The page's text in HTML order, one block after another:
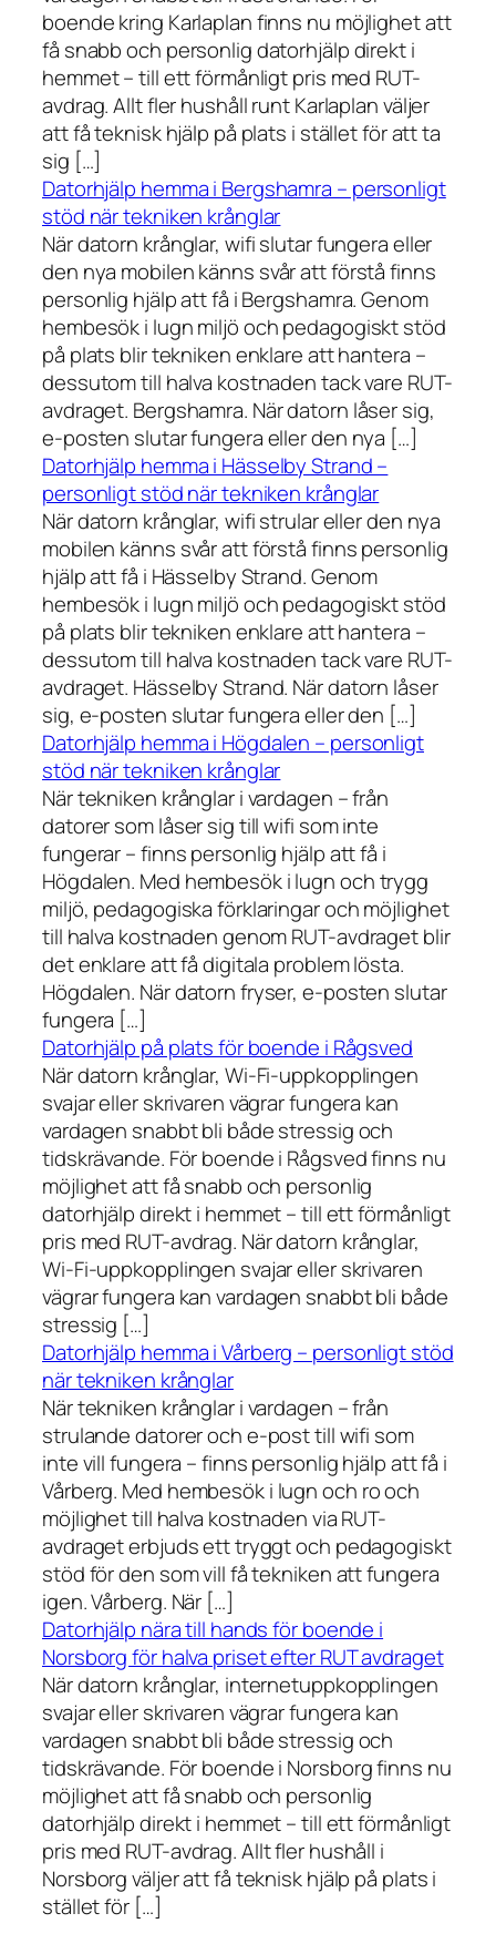
boende kring Karlaplan finns nu möjlighet att
få snabb och personlig datorhjälp direkt i
hemmet – till ett förmånligt pris med RUT-
avdrag. Allt fler hushåll runt Karlaplan väljer
att få teknisk hjälp på plats i stället för att ta
sig […]
Datorhjälp hemma i Bergshamra – personligt
stöd när tekniken krånglar
När datorn krånglar, wifi slutar fungera eller
den nya mobilen känns svår att förstå finns
personlig hjälp att få i Bergshamra. Genom
hembesök i lugn miljö och pedagogiskt stöd
på plats blir tekniken enklare att hantera –
dessutom till halva kostnaden tack vare RUT-
avdraget. Bergshamra. När datorn låser sig,
e-posten slutar fungera eller den nya […]
Datorhjälp hemma i Hässelby Strand –
personligt stöd när tekniken krånglar
När datorn krånglar, wifi strular eller den nya
mobilen känns svår att förstå finns personlig
hjälp att få i Hässelby Strand. Genom
hembesök i lugn miljö och pedagogiskt stöd
på plats blir tekniken enklare att hantera –
dessutom till halva kostnaden tack vare RUT-
avdraget. Hässelby Strand. När datorn låser
sig, e-posten slutar fungera eller den […]
Datorhjälp hemma i Högdalen – personligt
stöd när tekniken krånglar
När tekniken krånglar i vardagen – från
datorer som låser sig till wifi som inte
fungerar – finns personlig hjälp att få i
Högdalen. Med hembesök i lugn och trygg
miljö, pedagogiska förklaringar och möjlighet
till halva kostnaden genom RUT-avdraget blir
det enklare att få digitala problem lösta.
Högdalen. När datorn fryser, e-posten slutar
fungera […]
Datorhjälp på plats för boende i Rågsved
När datorn krånglar, Wi-Fi-uppkopplingen
svajar eller skrivaren vägrar fungera kan
vardagen snabbt bli både stressig och
tidskrävande. För boende i Rågsved finns nu
möjlighet att få snabb och personlig
datorhjälp direkt i hemmet – till ett förmånligt
pris med RUT-avdrag. När datorn krånglar,
Wi-Fi-uppkopplingen svajar eller skrivaren
vägrar fungera kan vardagen snabbt bli både
stressig […]
Datorhjälp hemma i Vårberg – personligt stöd
när tekniken krånglar
När tekniken krånglar i vardagen – från
strulande datorer och e-post till wifi som
inte vill fungera – finns personlig hjälp att få i
Vårberg. Med hembesök i lugn och ro och
möjlighet till halva kostnaden via RUT-
avdraget erbjuds ett tryggt och pedagogiskt
stöd för den som vill få tekniken att fungera
igen. Vårberg. När […]
Datorhjälp nära till hands för boende i
Norsborg för halva priset efter RUT avdraget
När datorn krånglar, internetuppkopplingen
svajar eller skrivaren vägrar fungera kan
vardagen snabbt bli både stressig och
tidskrävande. För boende i Norsborg finns nu
möjlighet att få snabb och personlig
datorhjälp direkt i hemmet – till ett förmånligt
pris med RUT-avdrag. Allt fler hushåll i
Norsborg väljer att få teknisk hjälp på plats i
stället för […]